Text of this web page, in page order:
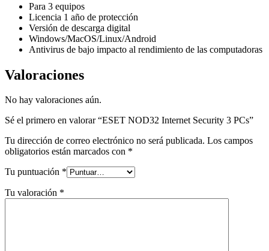
Para 3 equipos
Licencia 1 año de protección
Versión de descarga digital
Windows/MacOS/Linux/Android
Antivirus de bajo impacto al rendimiento de las computadoras
Valoraciones
No hay valoraciones aún.
Sé el primero en valorar “ESET NOD32 Internet Security 3 PCs”
Tu dirección de correo electrónico no será publicada. Los campos
obligatorios están marcados con *
Tu puntuación *
Tu valoración *